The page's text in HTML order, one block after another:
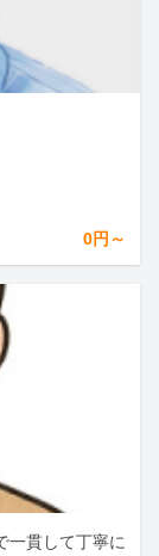
0円～
一貫して丁寧に